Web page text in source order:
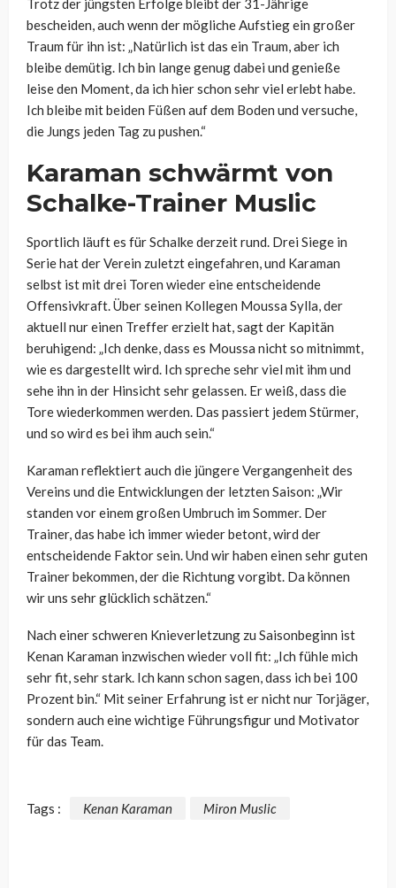
Trotz der jüngsten Erfolge bleibt der 31-Jährige
bescheiden, auch wenn der mögliche Aufstieg ein großer
Traum für ihn ist: „Natürlich ist das ein Traum, aber ich
bleibe demütig. Ich bin lange genug dabei und genieße
leise den Moment, da ich hier schon sehr viel erlebt habe.
Ich bleibe mit beiden Füßen auf dem Boden und versuche,
die Jungs jeden Tag zu pushen.“
Karaman schwärmt von
Schalke-Trainer Muslic
Sportlich läuft es für Schalke derzeit rund. Drei Siege in
Serie hat der Verein zuletzt eingefahren, und Karaman
selbst ist mit drei Toren wieder eine entscheidende
Offensivkraft. Über seinen Kollegen Moussa Sylla, der
aktuell nur einen Treffer erzielt hat, sagt der Kapitän
beruhigend: „Ich denke, dass es Moussa nicht so mitnimmt,
wie es dargestellt wird. Ich spreche sehr viel mit ihm und
sehe ihn in der Hinsicht sehr gelassen. Er weiß, dass die
Tore wiederkommen werden. Das passiert jedem Stürmer,
und so wird es bei ihm auch sein.“
Karaman reflektiert auch die jüngere Vergangenheit des
Vereins und die Entwicklungen der letzten Saison: „Wir
standen vor einem großen Umbruch im Sommer. Der
Trainer, das habe ich immer wieder betont, wird der
entscheidende Faktor sein. Und wir haben einen sehr guten
Trainer bekommen, der die Richtung vorgibt. Da können
wir uns sehr glücklich schätzen.“
Nach einer schweren Knieverletzung zu Saisonbeginn ist
Kenan Karaman inzwischen wieder voll fit: „Ich fühle mich
sehr fit, sehr stark. Ich kann schon sagen, dass ich bei 100
Prozent bin.“ Mit seiner Erfahrung ist er nicht nur Torjäger,
sondern auch eine wichtige Führungsfigur und Motivator
für das Team.
Tags : Kenan Karaman Miron Muslic